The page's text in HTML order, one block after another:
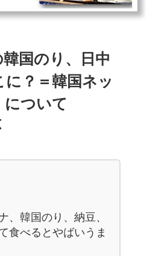
韓国のり、日中
？＝韓国ネッ
について
、韓国のり、納豆、
食べるとやばいうま